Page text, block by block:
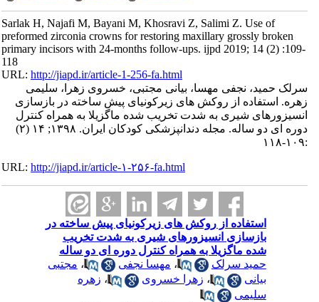
Sarlak H, Najafi M, Bayani M, Khosravi Z, Salimi Z. Use of
preformed zirconia crowns for restoring maxillary grossly broken
primary incisors with 24-months follow-ups. ijpd 2019; 14 (2) :109-
118
URL:http://jiapd.ir/article-1-256-fa.html
سرلک حمید، نجفی مهسا، بیانی مجتبی، خسروی زهرا، سلیمی
زهره. استفاده از روکش های زیرکونیای پیش ساخته در بازسازی
انسیزورهای شیری به شدت تخریب شده ماگزیلا به همراه کنترل
دوره ای دو ساله. مجله دندانپزشکی کودکان ایران. ۱۳۹۸; ۱۴ (۲)
URL:http://jiapd.ir/article-۱-۲۵۶-fa.html
استفاده از روکش های زیرکونیای پیش ساخته در
بازسازی انسیزورهای شیری به شدت تخریب
شده ماگزیلا به همراه کنترل دوره ای دو ساله
حمید سرلک
،مهسا نجفی ،مجتبی
بیانی
،زهرا خسروی ،زهره
سلیمی